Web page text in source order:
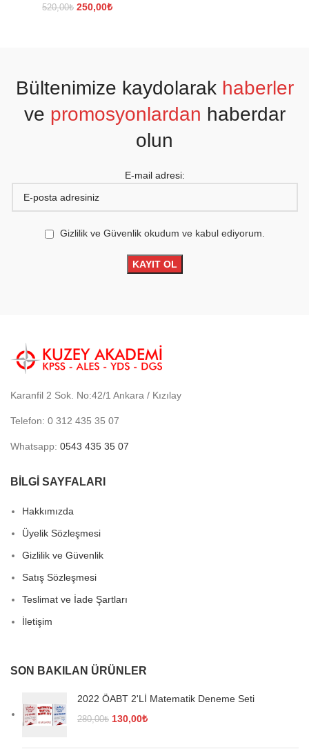
520,00₺ Orijinal
250,00₺Şu
Bültenimize kaydolarak haberler
ve promosyonlardan haberdar
olun
E-mail adresi:
Gizlilik ve Güvenlik okudum ve kabul ediyorum.
Karanfil 2 Sok. No:42/1 Ankara / Kızılay
Telefon: 0 312 435 35 07
Whatsapp: 0543 435 35 07
BİLGİ SAYFALARI
Hakkımızda
Üyelik Sözleşmesi
Gizlilik ve Güvenlik
Satış Sözleşmesi
Teslimat ve İade Şartları
İletişim
SON BAKILAN ÜRÜNLER
2022 ÖABT 2'Lİ Matematik Deneme Seti
280,00₺ Orijinal
130,00₺Şu